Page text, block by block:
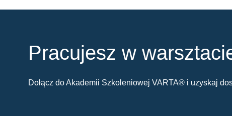
Pracujesz w
Dołącz do Akademii Szkoleniowej VARTA® i uzyskaj